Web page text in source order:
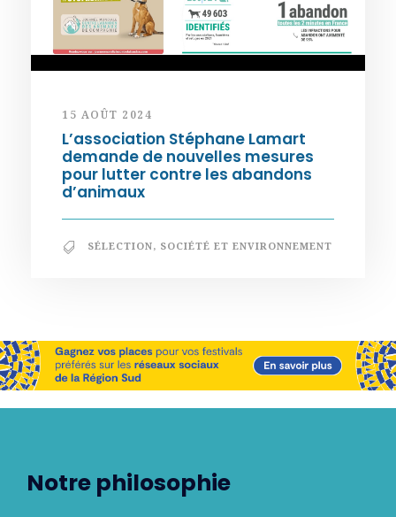
15 AOÛT 2024
L’association Stéphane Lamart
demande de nouvelles mesures
pour lutter contre les abandons
d’animaux
SÉLECTION, SOCIÉTÉ ET ENVIRONNEMENT
Notre philosophie